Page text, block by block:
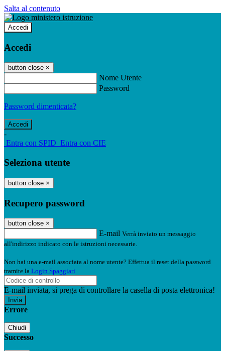
Salta al contenuto
Accedi
Accedi
button close ×
Nome Utente
Password
Password dimenticata?
-
Entra con SPID Entra con CIE
Seleziona utente
button close ×
Recupero password
button close ×
E-mail Verrà inviato un messaggio
all'indirizzo indicato con le istruzioni necessarie.
Non hai una e-mail associata al nome utente? Effettua il reset della password
tramite la Login Spaggiari
E-mail inviata, si prega di controllare la casella di posta elettronica!
Errore
Chiudi
Successo